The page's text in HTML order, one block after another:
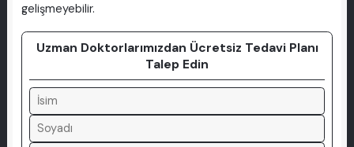
gelişmeyebilir.
Uzman Doktorlarımızdan Ücretsiz Tedavi Planı
Talep Edin